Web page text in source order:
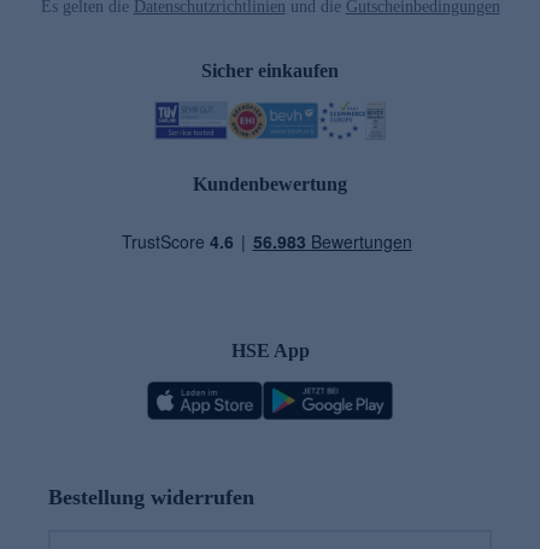
Es gelten die Datenschutzrichtlinien und die Gutscheinbedingungen
Sicher einkaufen
Kundenbewertung
HSE App
Bestellung widerrufen